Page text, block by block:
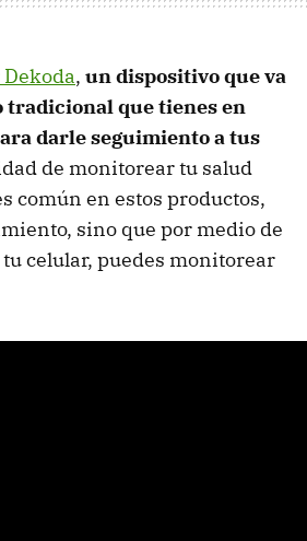
, un dispositivo que va
tradicional que tienes en
darle seguimiento a tus
de monitorear tu salud
común en estos productos,
sino que por medio de
celular, puedes monitorear